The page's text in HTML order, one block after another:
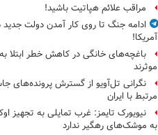
مراقب علائم هپاتیت باشید!
ادامه جنگ تا روی کار آمدن دولت جدید
آمریکا!
باغچه‌های خانگی در کاهش خطر ابتلا
موثرند
نگرانی تل‌آویو از گسترش پرونده‌های
مرتبط با ایران
نیویورک تایمز: غرب تمایلی به تجهیز
به موشک‌های رهگیر ندارد